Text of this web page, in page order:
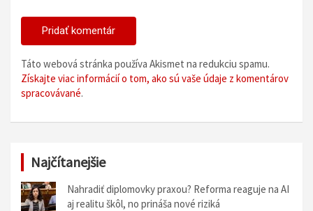
Táto webová stránka používa Akismet na redukciu spamu.
Získajte viac informácií o tom, ako sú vaše údaje z komentárov
spracovávané.
Najčítanejšie
Nahradiť diplomovky praxou? Reforma reaguje na AI
aj realitu škôl, no prináša nové riziká